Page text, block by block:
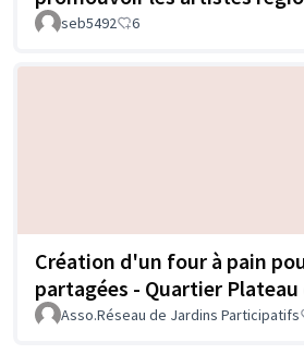
seb5492 6
Création d'un four à pain
partagées - Quartier Plateau
Asso.Réseau de Jardins Participatifs